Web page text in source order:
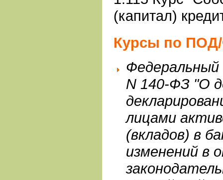
(капитал)
Курсы по
Федеральный
N 140-ФЗ "О
лицами
(вкладов) в
изменений в